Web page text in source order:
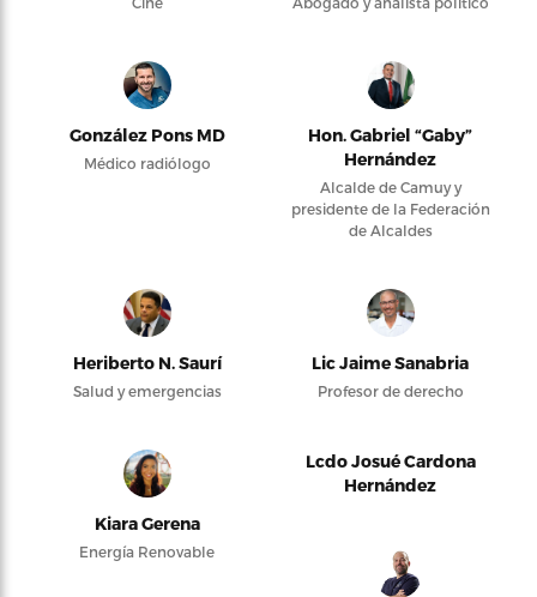
González Pons MD
Médico radiólogo
Hon. Gabriel “Gaby”
Hernández
Alcalde de Camuy y
presidente de la Federación
de Alcaldes
Heriberto N. Saurí
Salud y emergencias
Lic Jaime Sanabria
Profesor de derecho
Kiara Gerena
Energía Renovable
Lcdo Josué Cardona
Hernández